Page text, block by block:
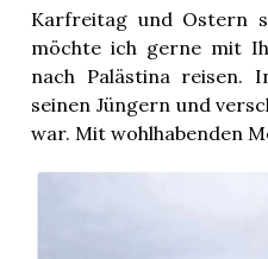
Karfreitag und Ostern
möchte ich gerne mit
nach Palästina reisen.
seinen Jüngern und
war. Mit wohlhabenden